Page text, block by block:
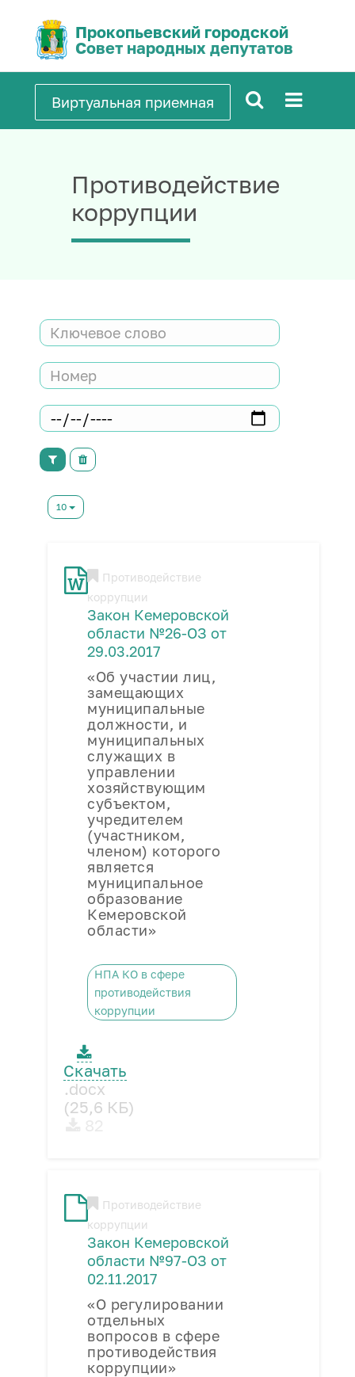
Прокопьевский городской
Совет народных депутатов
Виртуальная приемная
Противодействие
коррупции
10
Противодействие
коррупции
Закон Кемеровской
области №26-ОЗ от
29.03.2017
«Об участии лиц,
замещающих
муниципальные
должности, и
муниципальных
служащих в
управлении
хозяйствующим
субъектом,
учредителем
(участником,
членом) которого
является
муниципальное
образование
Кемеровской
области»
НПА КО в сфере
противодействия
коррупции
Скачать
.docx
(25,6 КБ)
Противодействие
коррупции
Закон Кемеровской
области №97-ОЗ от
02.11.2017
«О регулировании
отдельных
вопросов в сфере
противодействия
коррупции»